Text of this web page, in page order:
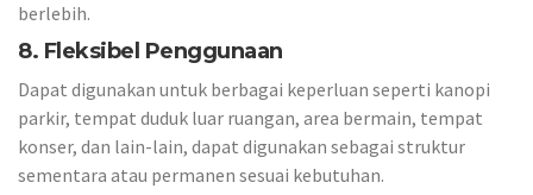
berlebih.
8. Fleksibel Penggunaan
Dapat digunakan untuk berbagai keperluan seperti kanopi
parkir, tempat duduk luar ruangan, area bermain, tempat
konser, dan lain-lain, dapat digunakan sebagai struktur
sementara atau permanen sesuai kebutuhan.